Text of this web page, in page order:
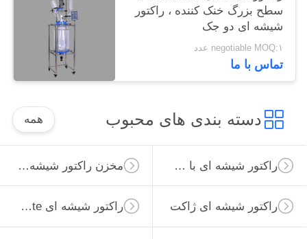
سطح بزرگ خنک کننده ، راکتور
شیشه ای دو جک
negotiable MOQ:۱ عدد
تماس با ما
دسته بندی های محبوب همه
مخزن راکتور شیشه ای راکتور شیشه ای با فشار بالا
راکتور شیشه ای Borosilicate راکتور شیشه ای ژاکت